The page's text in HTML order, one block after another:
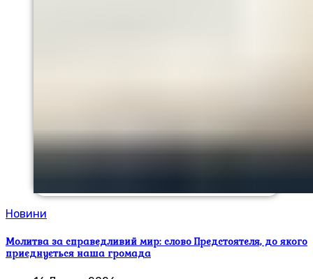
Новини
Молитва за справедливий мир: слово Предстоятеля, до якого
приєднується наша громада